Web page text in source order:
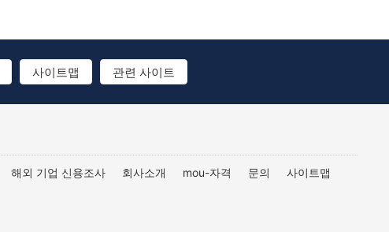
사이트맵 관련 사이트
해외 기업 신용조사 회사소개 mou-자격 문의
사이트맵